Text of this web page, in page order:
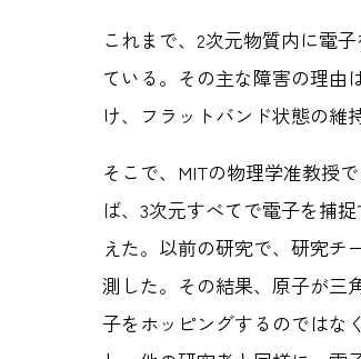
これまで、2次元物質内に電
ている。その主な障害の理由
け、フラットバンド状態の維
そこで、MITの物理学准教授
ば、3次元すべてで電子を捕
えた。以前の研究で、研究チ
測した。その結果、原子が三
子をホッピングするのではな